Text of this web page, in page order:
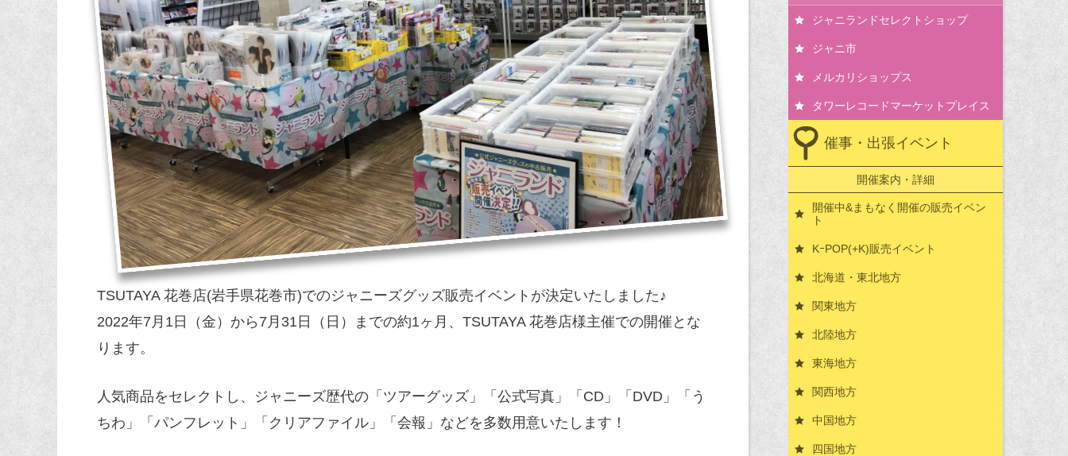
TSUTAYA 花巻店(岩手県花巻市)でのジャニーズグッズ販売イベントが決定いたしました♪
2022年7月1日（金）から7月31日（日）までの約1ヶ月、TSUTAYA 花巻店様主催での開催とな
ります。
人気商品をセレクトし、ジャニーズ歴代の「ツアーグッズ」「公式写真」「CD」「DVD」「う
ちわ」「パンフレット」「クリアファイル」「会報」などを多数用意いたします！
ジャニランドセレクトショップ
ジャニ市
メルカリショップス
タワーレコードマーケットプレイス
催事・出張イベント
開催案内・詳細
開催中&まもなく開催の販売イベン
ト
KｰPOP(+K)販売イベント
北海道・東北地方
関東地方
北陸地方
東海地方
関西地方
中国地方
四国地方